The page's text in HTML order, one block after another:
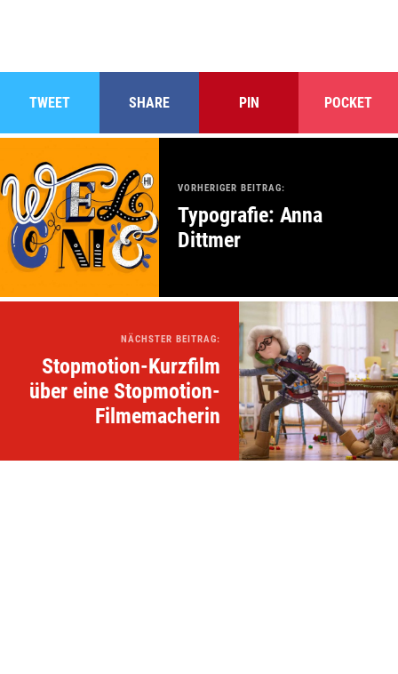
TWEET SHARE PIN POCKET
VORHERIGER BEITRAG:
Typografie: Anna
Dittmer
NÄCHSTER BEITRAG:
Stopmotion-Kurzfilm
über eine Stopmotion-
Filmemacherin